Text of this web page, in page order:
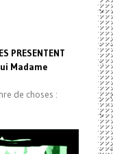
PRESENTENT
Madame
de choses :